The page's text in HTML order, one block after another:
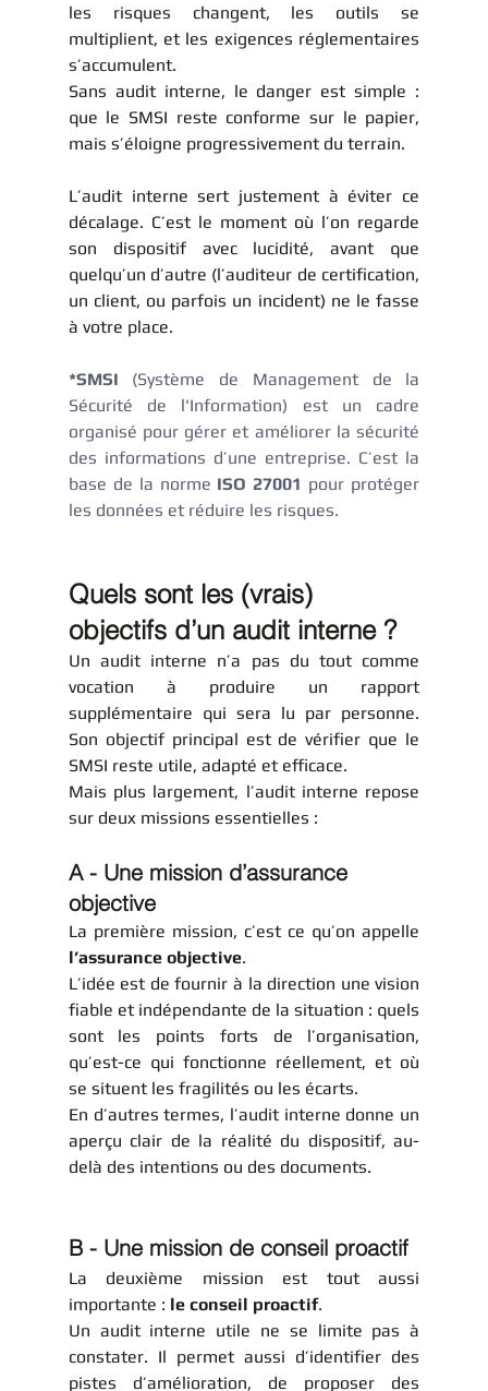
les risques changent, les outils se
multiplient, et les exigences réglementaires
s’accumulent.
Sans audit interne, le danger est simple :
que le SMSI reste conforme sur le papier,
mais s’éloigne progressivement du terrain.
L’audit interne sert justement à éviter ce
décalage. C’est le moment où l’on regarde
son dispositif avec lucidité, avant que
quelqu’un d’autre (l’auditeur de certification,
un client, ou parfois un incident) ne le fasse
à votre place.
*SMSI (Système de Management de la
Sécurité de l'Information) est un cadre
organisé pour gérer et améliorer la sécurité
des informations d’une entreprise. C’est la
base de la norme ISO 27001 pour protéger
les données et réduire les risques.
Quels sont les (vrais)
objectifs d’un audit interne ?
Un audit interne n’a pas du tout comme
vocation à produire un rapport
supplémentaire qui sera lu par personne.
Son objectif principal est de vérifier que le
SMSI reste utile, adapté et efficace.
Mais plus largement, l’audit interne repose
sur deux missions essentielles :
A - Une mission d’assurance
objective
l’assurance objective.
L’idée est de fournir à la direction une vision
fiable et indépendante de la situation : quels
sont les points forts de l’organisation,
qu’est-ce qui fonctionne réellement, et où
se situent les fragilités ou les écarts.
En d’autres termes, l’audit interne donne un
aperçu clair de la réalité du dispositif, au-
delà des intentions ou des documents.
B - Une mission de conseil proactif
La deuxième mission est tout aussi
importante : le conseil proactif.
Un audit interne utile ne se limite pas à
constater. Il permet aussi d’identifier des
pistes d’amélioration, de proposer des